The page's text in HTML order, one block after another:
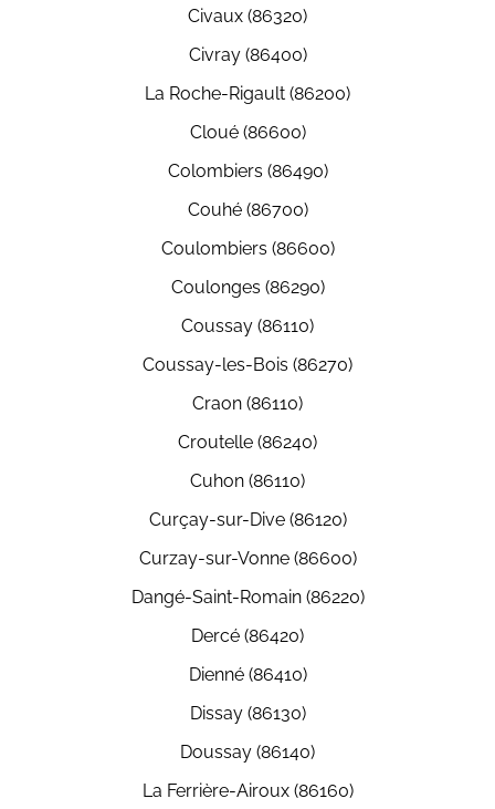
Civaux (86320)
Civray (86400)
La Roche-Rigault (86200)
Cloué (86600)
Colombiers (86490)
Couhé (86700)
Coulombiers (86600)
Coulonges (86290)
Coussay (86110)
Coussay-les-Bois (86270)
Craon (86110)
Croutelle (86240)
Cuhon (86110)
Curçay-sur-Dive (86120)
Curzay-sur-Vonne (86600)
Dangé-Saint-Romain (86220)
Dercé (86420)
Dienné (86410)
Dissay (86130)
Doussay (86140)
La Ferrière-Airoux (86160)